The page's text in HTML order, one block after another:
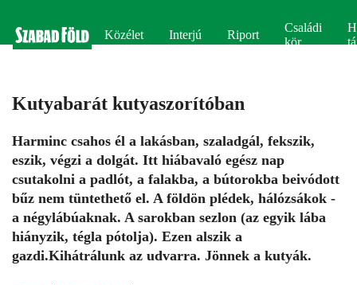
Közélet Interjú Riport
Családi
kör
Kutyabarát kutyaszorítóban
Harminc csahos él a lakásban, szaladgál, fekszik,
eszik, végzi a dolgát. Itt hiábavaló egész nap
csutakolni a padlót, a falakba, a bútorokba beivódott
bűz nem tüntethető el. A földön plédek, hálózsákok -
a négylábúaknak. A sarokban sezlon (az egyik lába
hiányzik, tégla pótolja). Ezen alszik a
gazdi.Kihátrálunk az udvarra. Jönnek a kutyák.